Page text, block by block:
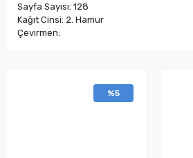
Sayfa Sayısı: 128
Kağıt Cinsi: 2. Hamur
Çevirmen:
%5